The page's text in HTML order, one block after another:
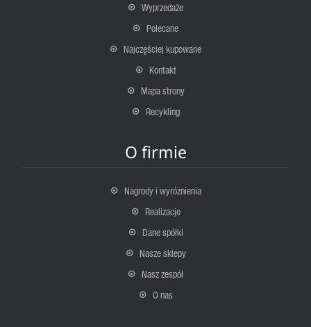
Wyprzedaże
Polecane
Najczęściej kupowane
Kontakt
Mapa strony
Recykling
O firmie
Nagrody i wyróżnienia
Realizacje
Dane spółki
Nasze sklepy
Nasz zespół
O nas